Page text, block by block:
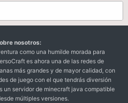
nosotros:
como una humilde morada para
es ahora una de las redes de
más grandes y de mayor calidad, con
de juego con el que tendrás diversión
un servidor de minecraft java compatible
múltiples versiones.